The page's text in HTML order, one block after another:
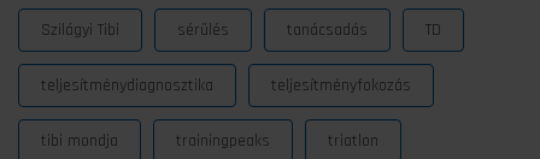
Szilágyi Tibi sérülés tanácsadás TD
teljesítménydiagnosztika teljesítményfokozás
tibi mondja trainingpeaks triatlon